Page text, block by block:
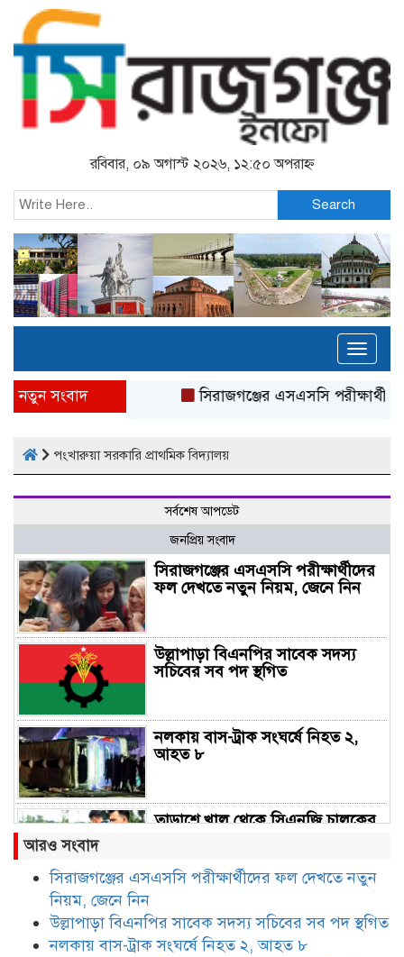
রবিবার, ০৯ অগাস্ট ২০২৬, ১২:৫০ অপরাহ্ন
Search
নতুন সংবাদ সিরাজগঞ্জের এসএসসি
পংখারুয়া সরকারি প্রাথমিক বিদ্যালয়
সর্বশেষ আপডেট
জনপ্রিয় সংবাদ
সিরাজগঞ্জের এসএসসি পরীক্ষার্থীদের
ফল দেখতে নতুন নিয়ম, জেনে নিন
উল্লাপাড়া বিএনপির সাবেক সদস্য
সচিবের সব পদ স্থগিত
নলকায় বাস-ট্রাক সংঘর্ষে নিহত ২,
আহত ৮
তাড়াশে খাল থেকে সিএনজি চালকের
কর্মকর্তা-কর্মীদের সম্মাননা প্রদান
আরও সংবাদ
সিরাজগঞ্জের এসএসসি পরীক্ষার্থীদের ফল দেখতে নতুন
নিয়ম, জেনে নিন
উল্লাপাড়া বিএনপির সাবেক সদস্য সচিবের সব পদ স্থগিত
নলকায় বাস-ট্রাক সংঘর্ষে নিহত ২, আহত ৮